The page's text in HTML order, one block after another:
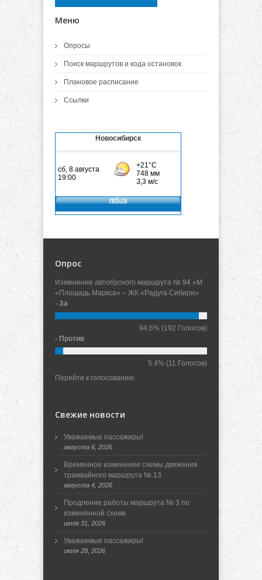
Меню
Опросы
Поиск маршрутов и кода остановок
Плановое расписание
Ссылки
Новосибирск
Опрос
Изменение автобусного маршрута № 94 «М.
«Площадь Маркса» – ЖК «Радуга Сибири»
- За
94.6% (192 Голосов)
- Против
5.4% (11 Голосов)
Перейти к голосованию
Свежие новости
Уважаемые пассажиры!
августа 6, 2026
Временное изменение схемы движения
трамвайного маршрута № 13
августа 4, 2026
Продление работы маршрута № 3 по
измененной схеме
июля 31, 2026
Уважаемые пассажиры!
июля 29, 2026